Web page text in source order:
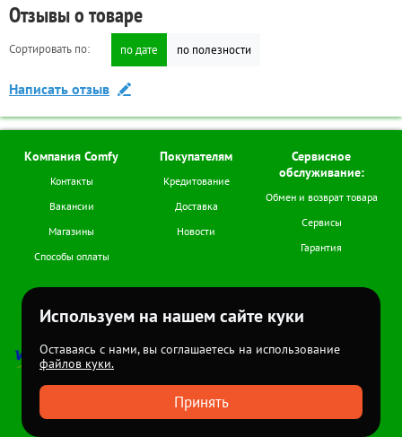
Технические характеристики
Дополнительные
Бренд:
Диагональ экрана
32
Аксессуары для товара
< >
Отзывы о товаре
Сортировать по: по дате по полезности
Написать отзыв
Вопросы о товаре
Сортировать по: по дате по полезности
Задать вопрос
Компания Comfy
Контакты
Вакансии
Магазины
Способы оплаты
Покупателям
Кредитование
Доставка
Новости
Сервисное
обслуживание:
Обмен и возврат товара
Сервисы
Гарантия
защищены2026
Используем на нашем сайте куки
Оставаясь с нами, вы соглашаетесь на использование
файлов куки.
Принять